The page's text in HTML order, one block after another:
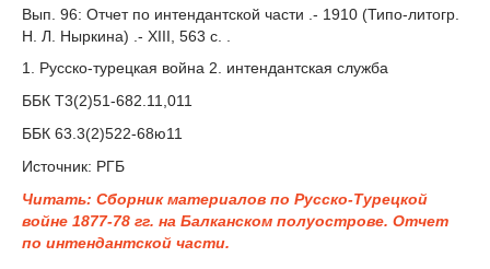
Вып. 96: Отчет по интендантской части .- 1910 (Типо-литогр.
Н. Л. Ныркина) .- XIII, 563 с. .
1. Русско-турецкая война 2. интендантская служба
ББК Т3(2)51-682.11,011
ББК 63.3(2)522-68ю11
Источник: РГБ
Читать: Сборник материалов по Русско-Турецкой
войне 1877-78 гг. на Балканском полуострове. Отчет
по интендантской части.